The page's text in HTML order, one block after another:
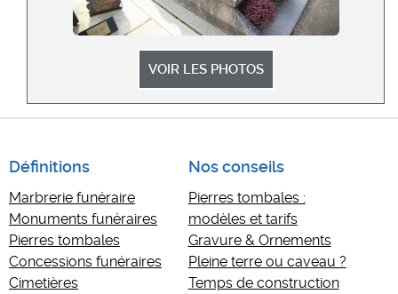
VOIR LES PHOTOS
Définitions
Marbrerie funéraire
Monuments funéraires
Pierres tombales
Concessions funéraires
Cimetières
Nos conseils
Pierres tombales :
modèles et tarifs
Gravure & Ornements
Pleine terre ou caveau ?
Temps de construction